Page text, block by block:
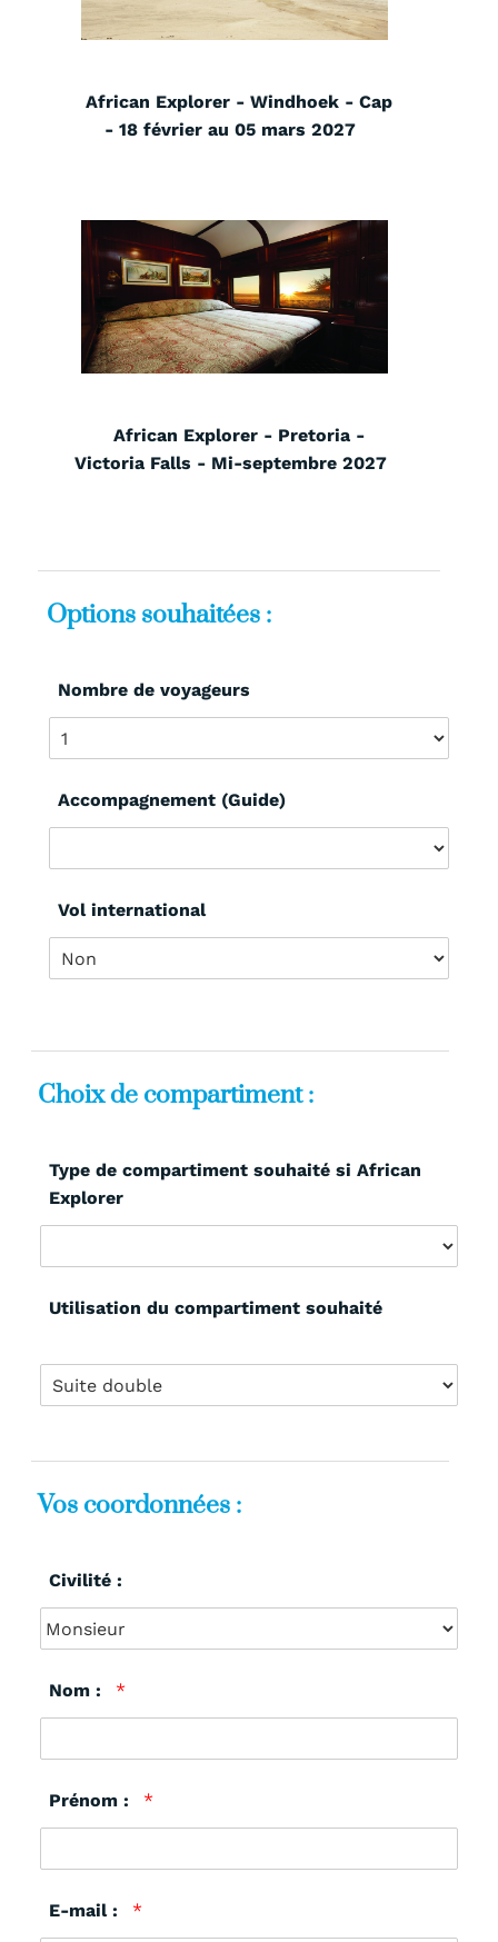
African Explorer - Windhoek - Cap
- 18 février au 05 mars 2027
African Explorer - Pretoria -
Victoria Falls - Mi-septembre 2027
Options souhaitées :
Nombre de voyageurs
Accompagnement (Guide)
Vol international
Choix de compartiment :
Type de compartiment souhaité si African
Explorer
Utilisation du compartiment souhaité
Vos coordonnées :
Civilité :
Nom : *
Prénom : *
E-mail : *